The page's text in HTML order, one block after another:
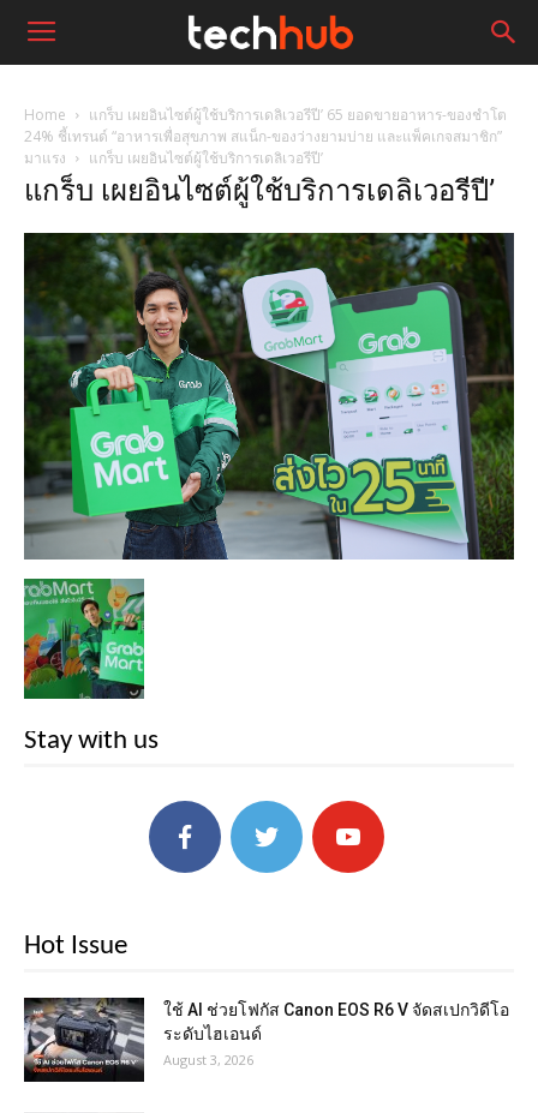
Home
แกร็บ เผยอินไซต์ผู้ใช้บริการเดลิเวอรีปี’ 65 ยอดขายอาหาร-ของชำโต
24% ชี้เทรนด์ “อาหารเพื่อสุขภาพ สแน็ก-ของว่างยามบ่าย และแพ็คเกจสมาชิก”
มาแรง
แกร็บ เผยอินไซต์ผู้ใช้บริการเดลิเวอรีปี’
แกร็บ เผยอินไซต์ผู้ใช้บริการเดลิเวอรีปี’
Stay with us
Hot Issue
ใช้ AI ช่วยโฟกัส Canon EOS R6 V จัดสเปกวิดีโอ
ระดับไฮเอนด์
August 3, 2026